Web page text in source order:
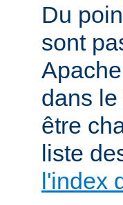
Du
sont
dans
être
liste
l'index